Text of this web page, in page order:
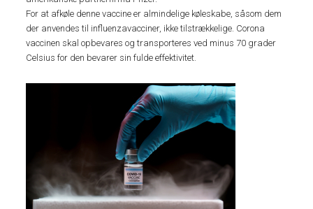
For at afkøle denne vaccine er almindelige køleskabe, såsom dem
der anvendes til influenzavacciner, ikke tilstrækkelige. Corona
vaccinen skal opbevares og transporteres ved minus 70 grader
Celsius for den bevarer sin fulde effektivitet.